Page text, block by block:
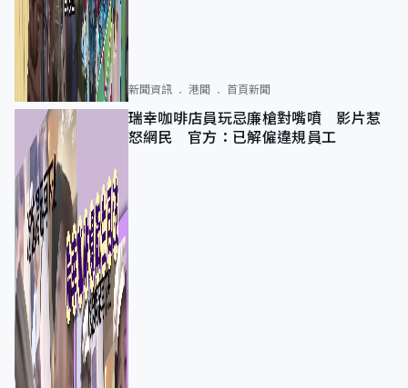
新聞資訊 港聞 首頁新聞
瑞幸咖啡店員玩忌廉槍對嘴噴 影片惹
怒網民 官方：已解僱違規員工